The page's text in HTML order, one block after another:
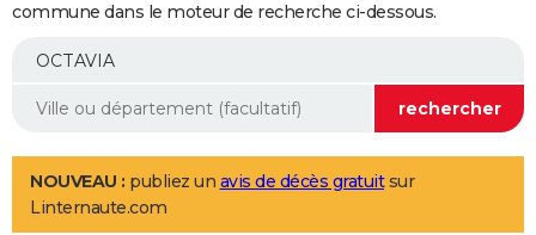
Essais
Réserver un essai
Citadines
Berlines
SUV
Forum auto
+
Mobiles
Meilleur smartphone
Internet
Ordinateurs
Jeux vidéo
Guide high-tech
Aménagement intérieur
LIFESTYLE
Art de vivre
Bien-être
Loisirs
Mode
Modes de vie
commune dans le moteur de recherche ci-dessous.
NOUVEAU : publiez un avis de décès gratuitsur
Linternaute.com